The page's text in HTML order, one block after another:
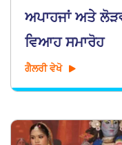
ਅਪਾਹਜਾਂ ਅਤੇ
ਵਿਆਹ ਸਮਾਰੋਹ
ਗੈਲਰੀ ਵੇਖੋ